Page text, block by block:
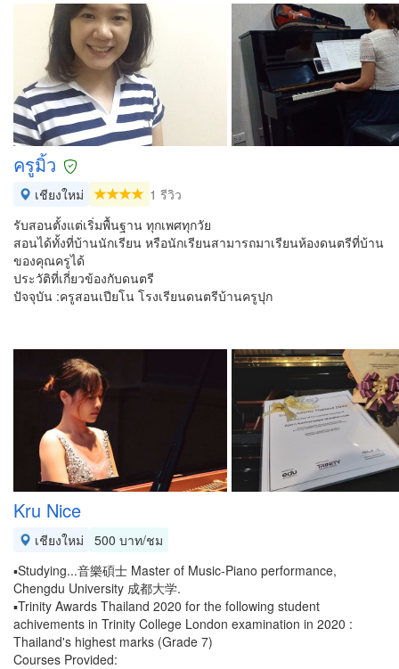
ครูมิ้ว
เชียงใหม่
1 รีวิว
รับสอนตั้งแต่เริ่มพื้นฐาน ทุกเพศทุกวัย
สอนได้ทั้งที่บ้านนักเรียน หรือนักเรียนสามารถมาเรียนห้องดนตรีที่บ้าน
ของคุณครูได้
ประวัติที่เกี่ยวข้องกับดนตรี
ปัจจุบัน :ครูสอนเปียโน โรงเรียนดนตรีบ้านครูปุก
Kru Nice
เชียงใหม่
500 บาท/ชม
▪︎Studying...音樂碩士 Master of Music-Piano performance,
Chengdu University 成都大学.
▪︎Trinity Awards Thailand 2020 for the following student
achivements in Trinity College London examination in 2020 :
Thailand's highest marks (Grade 7)
Courses Provided: